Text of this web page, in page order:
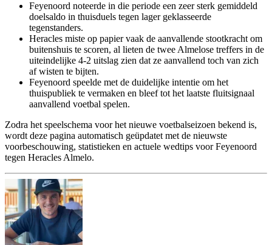
Feyenoord noteerde in die periode een zeer sterk gemiddeld
doelsaldo in thuisduels tegen lager geklasseerde
tegenstanders.
Heracles miste op papier vaak de aanvallende stootkracht om
buitenshuis te scoren, al lieten de twee Almelose treffers in de
uiteindelijke 4-2 uitslag zien dat ze aanvallend toch van zich
af wisten te bijten.
Feyenoord speelde met de duidelijke intentie om het
thuispubliek te vermaken en bleef tot het laatste fluitsignaal
aanvallend voetbal spelen.
Zodra het speelschema voor het nieuwe voetbalseizoen bekend is,
wordt deze pagina automatisch geüpdatet met de nieuwste
voorbeschouwing, statistieken en actuele wedtips voor Feyenoord
tegen Heracles Almelo.